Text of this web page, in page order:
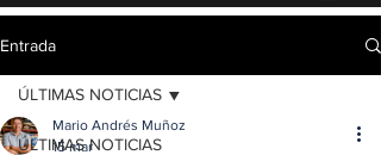
Entrada
ÚLTIMAS NOTICIAS
ÚLTIMAS NOTICIAS
Mario Andrés Muñoz
15 mar